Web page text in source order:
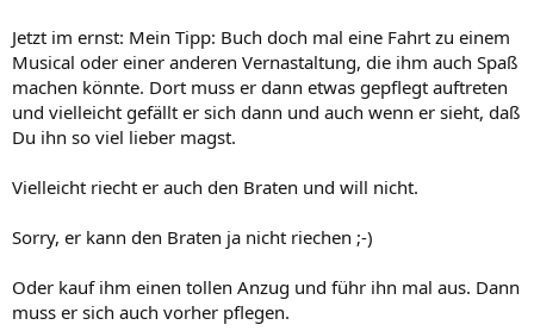
Jetzt im ernst: Mein Tipp: Buch doch mal eine Fahrt zu einem
Musical oder einer anderen Vernastaltung, die ihm auch Spaß
machen könnte. Dort muss er dann etwas gepflegt auftreten
und vielleicht gefällt er sich dann und auch wenn er sieht, daß
Du ihn so viel lieber magst.
Vielleicht riecht er auch den Braten und will nicht.
Sorry, er kann den Braten ja nicht riechen ;-)
Oder kauf ihm einen tollen Anzug und führ ihn mal aus. Dann
muss er sich auch vorher pflegen.